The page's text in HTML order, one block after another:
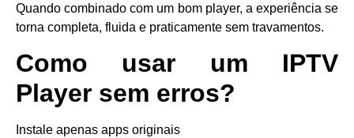
Quando combinado com um bom player, a experiência se
torna completa, fluida e praticamente sem travamentos.
Como usar um IPTV
Player sem erros?
Instale apenas apps originais